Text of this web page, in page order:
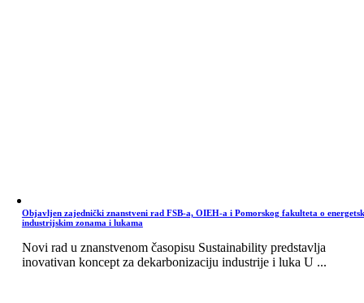
Objavljen zajednički znanstveni rad FSB-a, OIEH-a i Pomorskog fakulteta o
industrijskim zonama i lukama
Novi rad u znanstvenom časopisu Sustainability predstavlja
inovativan koncept za dekarbonizaciju industrije i luka U ...